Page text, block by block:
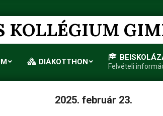
KOLLÉGIUM
Primary
Navigation
DIÁKOTTHON Felvételi
2025. február 23.